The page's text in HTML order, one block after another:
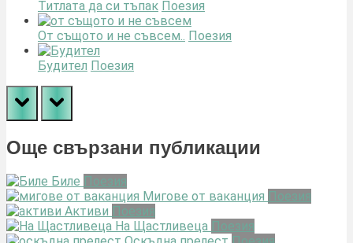
Титлата да си тъпак Поезия
От същото и не съвсем..
Поезия
Будител Поезия
prev next
Още свързани публикации
Биле Поезия
Мигове от ваканция Поезия
Активи Поезия
На Щастливеца Поезия